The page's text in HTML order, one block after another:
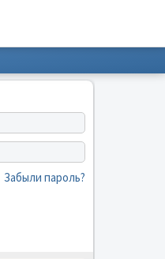
Забыли пароль?